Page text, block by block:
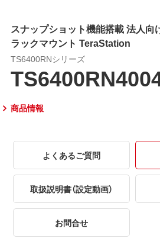
スナップショット機能搭載 法人向
ラックマウント TeraStation
TS6400RNシリーズ
商品情報
よくあるご質問
取扱説明書（設定動画）
お問合せ